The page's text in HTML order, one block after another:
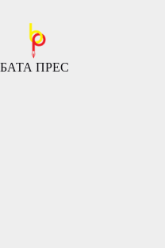
содржината
БАТА ПРЕС